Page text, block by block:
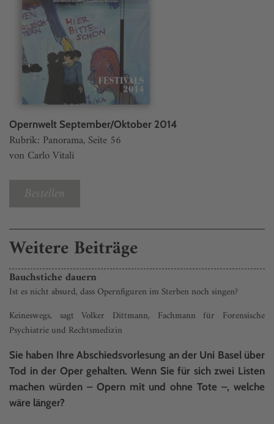
Opernwelt September/Oktober 2014
Rubrik: Panorama, Seite 56
von Carlo Vitali
Bestellen
Weitere Beiträge
Bauchstiche dauern
Ist es nicht absurd, dass Opernfiguren im Sterben noch singen?
Keineswegs, sagt Volker Dittmann, Fachmann für Forensische
Psychiatrie und Rechtsmedizin
Sie haben Ihre Abschiedsvorlesung an der Uni Basel über
Tod in der Oper gehalten. Wenn Sie für sich zwei Listen
machen würden – Opern mit und ohne Tote –, welche
wäre länger?